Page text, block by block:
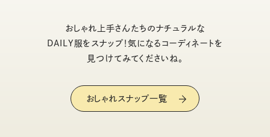
おしゃれ上手さんたちのナチュラルな
DAILY服をスナップ！気になるコーディネートを
見つけてみてくださいね。
おしゃれスナップ一覧